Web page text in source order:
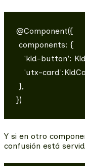
@Component({
components: {
'kld-button':
'utx-
},
Y si en otro
confusión está